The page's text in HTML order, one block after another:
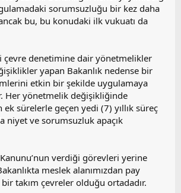
sorumsuzluğu bir kez daha
bu, bu konudaki ilk vukuatı da
çevre denetimine dair yönetmelikler
yapan Bakanlık nedense bir
etkin bir şekilde uygulamaya
Her yönetmelik değişikliğinde
sürelerle geçen yedi (7) yıllık süreç
niyet ve sorumsuzluk apaçık
Kanunu’nun verdiği görevleri yerine
meslek alanımızdan pay
bir takım çevreler olduğu ortadadır.